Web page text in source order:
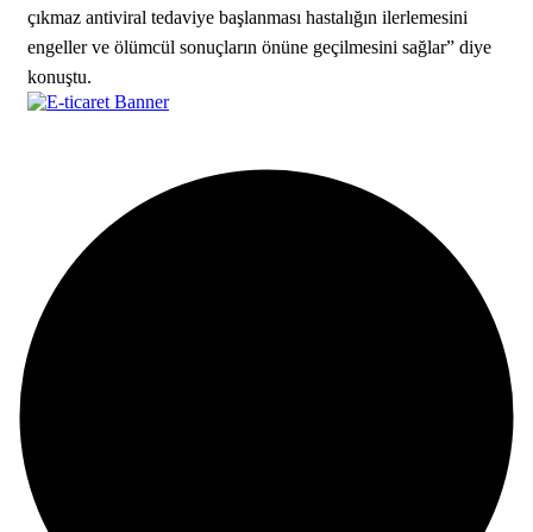
çıkmaz antiviral tedaviye başlanması hastalığın ilerlemesini
engeller ve ölümcül sonuçların önüne geçilmesini sağlar” diye
konuştu.